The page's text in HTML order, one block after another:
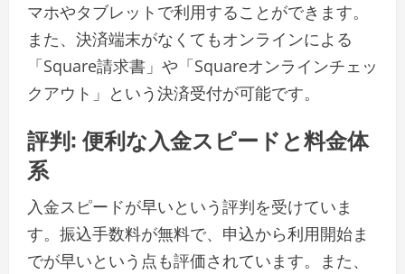
マホやタブレットで利用することができます。
また、決済端末がなくてもオンラインによる
「Square請求書」や「Squareオンラインチェッ
クアウト」という決済受付が可能です。
評判: 便利な入金スピードと料金体
系
入金スピードが早いという評判を受けていま
す。振込手数料が無料で、申込から利用開始ま
でが早いという点も評価されています。また、